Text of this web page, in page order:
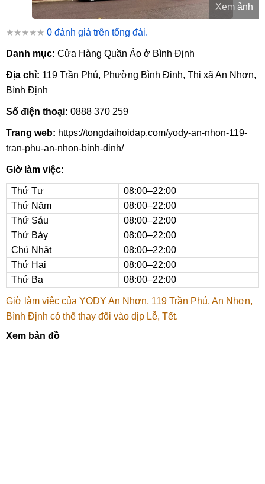
Xem ảnh
★★★★★ 0 đánh giá trên tổng đài.
Danh mục: Cửa Hàng Quần Áo ở Bình Định
Địa chỉ: 119 Trần Phú, Phường Bình Định, Thị xã An Nhơn,
Bình Định
Số điện thoại: 0888 370 259
Trang web: https://tongdaihoidap.com/yody-an-nhon-119-
tran-phu-an-nhon-binh-dinh/
Giờ làm việc:
Thứ Tư
08:00–22:00
Thứ Năm
08:00–22:00
Thứ Sáu
08:00–22:00
Thứ Bảy
08:00–22:00
Chủ Nhật
08:00–22:00
Thứ Hai
08:00–22:00
Thứ Ba
08:00–22:00
Giờ làm việc của YODY An Nhơn, 119 Trần Phú, An Nhơn,
Bình Định có thể thay đổi vào dịp Lễ, Tết.
Xem bản đồ